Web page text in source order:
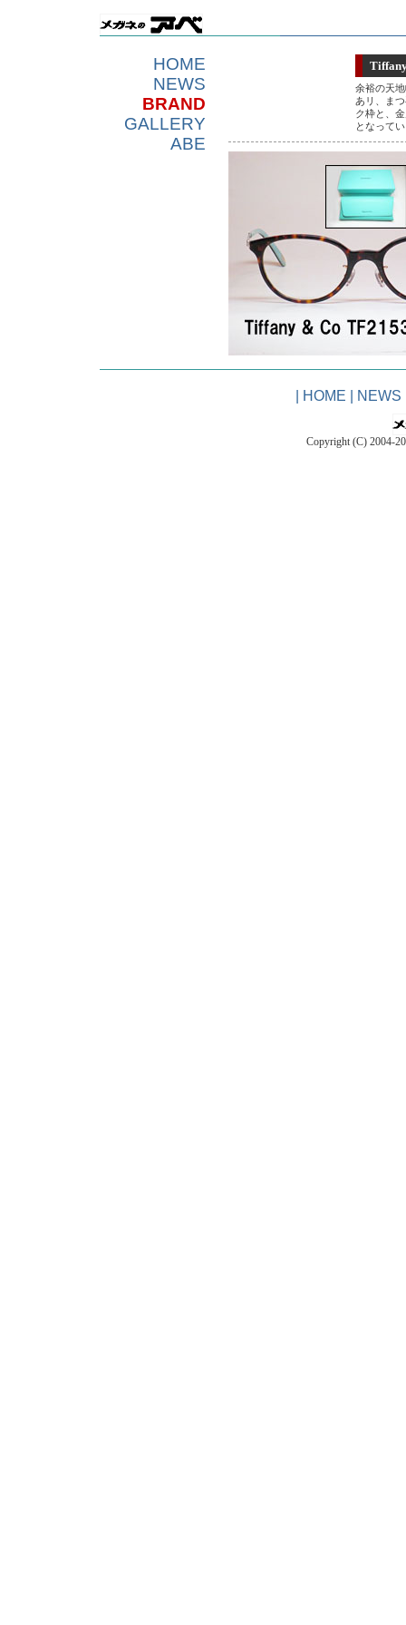
HOME
NEWS
BRAND
GALLERY
ABE
余裕の天
あリ、ま
ク枠と、
となって
HOME NEWS
Copyright (C) 2004-